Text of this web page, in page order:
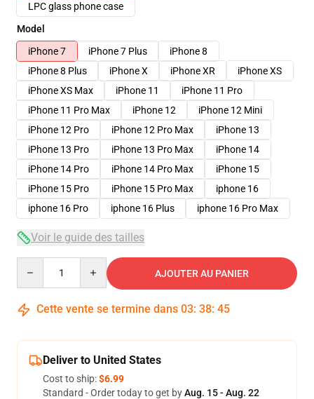
LPC glass phone case
Model
iPhone 7
iPhone 7 Plus
iPhone 8
iPhone 8 Plus
iPhone X iPhone XR
iPhone XS
iPhone XS Max
iPhone 11
iPhone 11 Pro
iPhone 11 Pro Max
iPhone 12
iPhone 12 Mini
iPhone 12 Pro
iPhone 12 Pro Max
iPhone 13
iPhone 13 Pro
iPhone 13 Pro Max
iPhone 14
iPhone 14 Pro
iPhone 14 Pro Max
iPhone 15
iPhone 15 Pro
iPhone 15 Pro Max
iphone 16
iphone 16 Pro
iphone 16 Plus iphone 16 Pro Max
Voir le guide des tailles
AJOUTER AU PANIER
Cette vente se termine dans 03: 38: 45
Deliver to United States
Cost to ship:$6.99
Standard - Order today to get byAug. 15 - Aug. 22